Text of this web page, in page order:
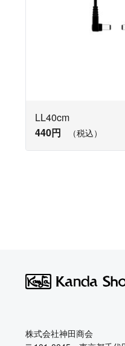
LL40cm
440円
（税込）
株式会社神田商会